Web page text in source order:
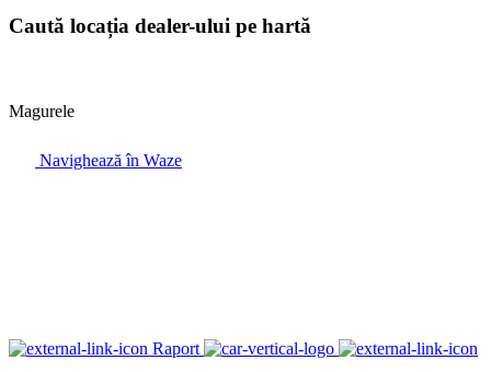
Caută locația dealer-ului pe hartă
Magurele
Navighează în Waze
Raport